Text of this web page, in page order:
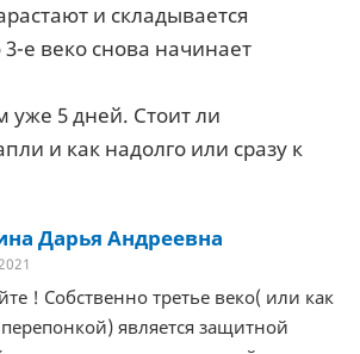
и складывается
е веко снова начинает
уже 5 дней. Стоит ли
и как надолго или сразу к
Дарья Андреевна
! Собственно третье веко( или как
является защитной